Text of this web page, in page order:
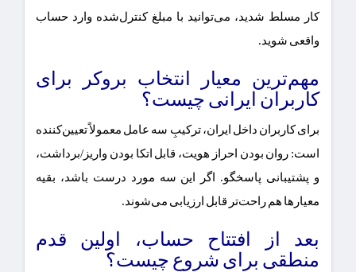
کار مسلط شدید، می‌توانید با مبلغ کنترل‌شده وارد حساب
واقعی شوید.
مهم‌ترین معیار انتخاب بروکر برای
کاربران ایرانی چیست؟
برای کاربران داخل ایران، ترکیبِ سه عامل معمولاً تعیین‌کننده
است: روان بودن احراز هویت، قابل اتکا بودن واریز/برداشت،
و پشتیبانی پاسخگو. اگر این سه مورد درست باشد، بقیه
معیارها هم راحت‌تر قابل ارزیابی می‌شوند.
بعد از افتتاح حساب، اولین قدم
منطقی برای شروع چیست؟